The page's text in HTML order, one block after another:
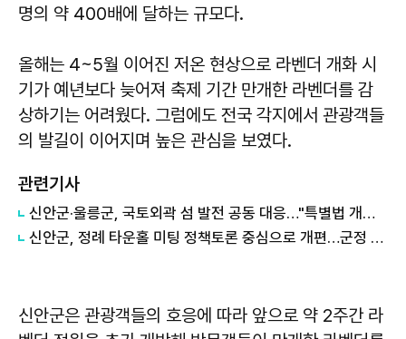
명의 약 400배에 달하는 규모다.
올해는 4~5월 이어진 저온 현상으로 라벤더 개화 시
기가 예년보다 늦어져 축제 기간 만개한 라벤더를 감
상하기는 어려웠다. 그럼에도 전국 각지에서 관광객들
의 발길이 이어지며 높은 관심을 보였다.
관련기사
신안군·울릉군, 국토외곽 섬 발전 공동 대응…"특별법 개정 협력"
신안군, 정례 타운홀 미팅 정책토론 중심으로 개편…군정 소통 강화
신안군은 관광객들의 호응에 따라 앞으로 약 2주간 라